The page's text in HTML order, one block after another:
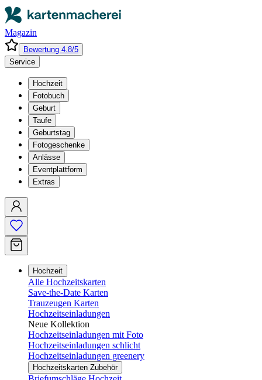
Magazin
Bewertung 4.8/5
Service
Hochzeit
Fotobuch
Geburt
Taufe
Geburtstag
Fotogeschenke
Anlässe
Eventplattform
Extras
Hochzeit
Alle Hochzeitskarten
Save-the-Date Karten
Trauzeugen Karten
Hochzeitseinladungen
Neue Kollektion
Hochzeitseinladungen mit Foto
Hochzeitseinladungen schlicht
Hochzeitseinladungen greenery
Hochzeitskarten Zubehör